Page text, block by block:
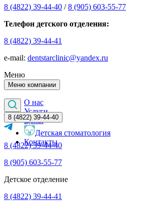
8 (4822) 39-44-40 /8 (905) 603-55-77
Телефон детского отделения:
8 (4822) 39-44-41
е-mail: dentstarclinic@yandex.ru
Меню
Меню компании
О нас
Услуги
Цены
Детская стоматология
Контакты
8 (4822) 39-44-40
8 (4822) 39-44-40
8 (905) 603-55-77
Детское отделение
8 (4822) 39-44-41